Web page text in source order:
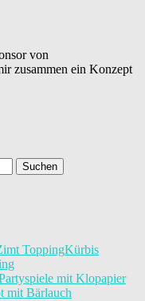
von
zusammen ein Konzept
Kürbis
mit Klopapier
mit Bärlauch